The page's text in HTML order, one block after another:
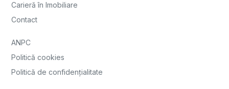
Carieră în Imobiliare
Contact
ANPC
Politică cookies
Politică de confidențialitate